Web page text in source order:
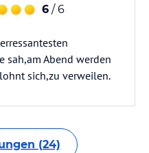
6 / 6
sah,am Abend werden
sich,zu verweilen.
(24)